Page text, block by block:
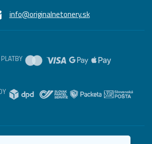
info@originalnetonery.sk